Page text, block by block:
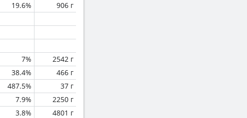
19.6% 906 г
7%
2542 г
38.4%
466 г
487.5%
37 г
7.9%
2250 г
3.8%
4801 г